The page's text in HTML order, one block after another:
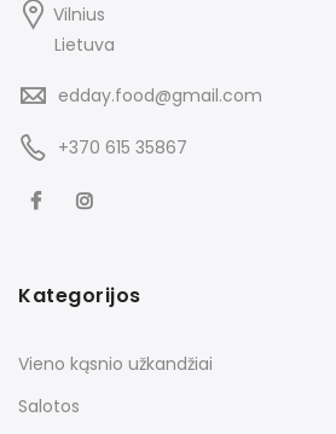
Vilnius
Lietuva
edday.food@gmail.com
+370 615 35867
Kategorijos
Vieno kąsnio užkandžiai
Salotos